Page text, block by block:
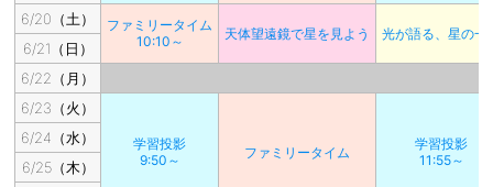
6/20（土）
ファミリータイム
10:10～
天体望遠鏡で星を見よう 光が語る、星の一
6/21（日）
6/22（月）
6/23（火）
学習投影
9:50～
ファミリータイム
学習投影
11:55～
6/24（水）
6/25（木）